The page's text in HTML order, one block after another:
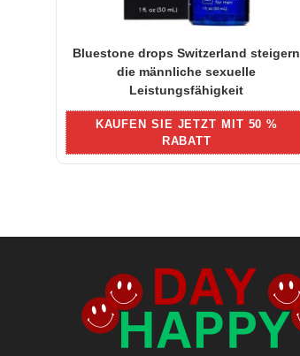
Bluestone drops Switzerland steigern
die männliche sexuelle
Leistungsfähigkeit
KAUFEN SIE JETZT MIT 50 %
RABATT